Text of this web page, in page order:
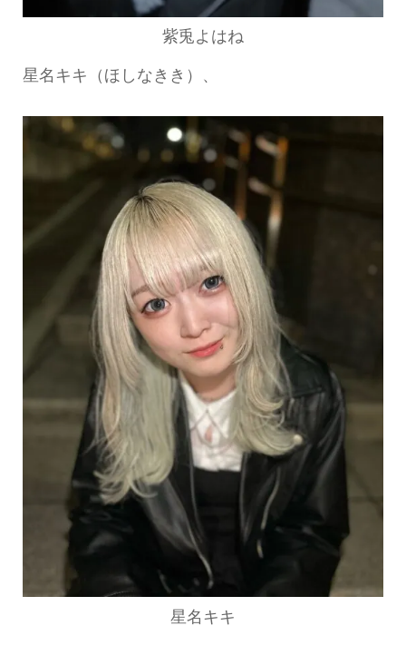
紫兎よはね
星名キキ（ほしなきき）、
星名キキ